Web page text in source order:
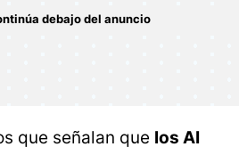
que señalan que los AI